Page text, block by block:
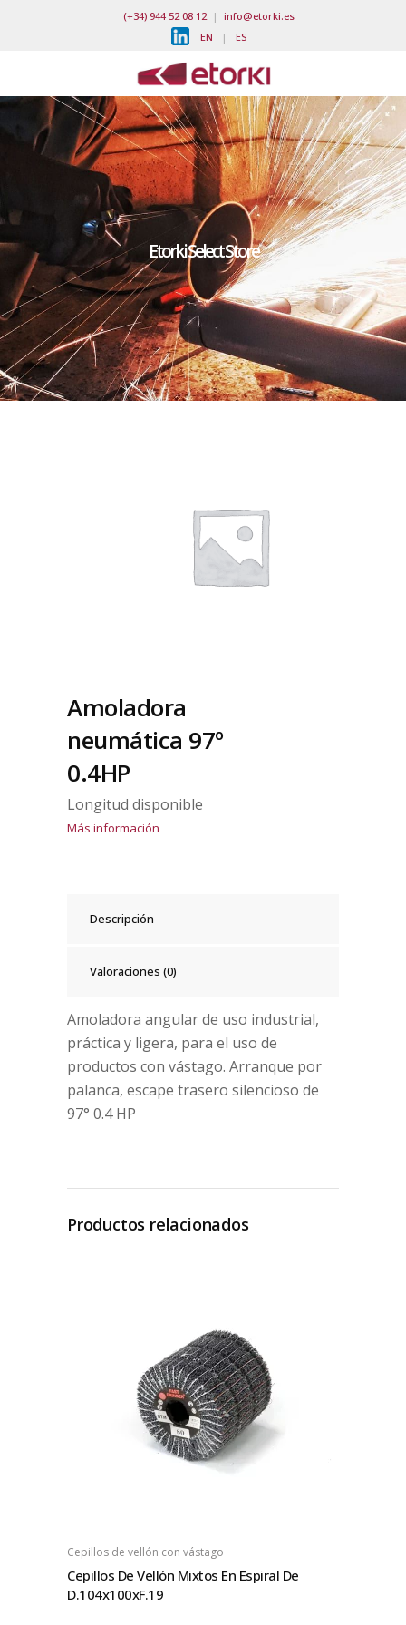
(+34) 944 52 08 12| info@etorki.es
EN | ES
Etorki Select Store
Amoladora
neumática 97º
0.4HP
Longitud disponible
Más información
Descripción
Valoraciones (0)
Amoladora angular de uso industrial,
práctica y ligera, para el uso de
productos con vástago. Arranque por
palanca, escape trasero silencioso de
97° 0.4 HP
Productos relacionados
Cepillos de vellón con vástago
Cepillos De Vellón Mixtos En Espiral De
D.104x100xF.19